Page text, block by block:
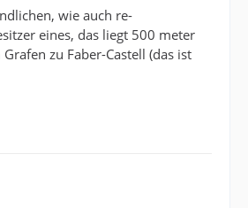
wie auch re-
eines, das liegt 500 meter
zu Faber-Castell (das ist